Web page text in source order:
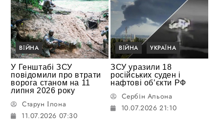
ВІЙНА
У Генштабі ЗСУ
повідомили про втрати
ворога станом на 11
липня 2026 року
Старун Ілона
11.07.2026 07:30
ВІЙНА УКРАЇНА
ЗСУ уразили 18
російських суден і
нафтові об’єкти РФ
Сербін Альона
10.07.2026 21:10